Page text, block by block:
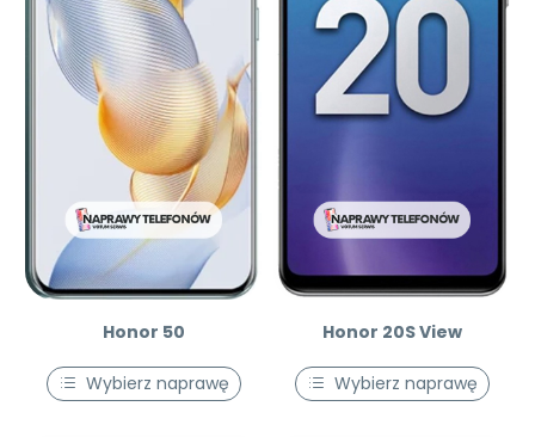
Honor 50
Wybierz naprawę
Honor 20S View
Wybierz naprawę